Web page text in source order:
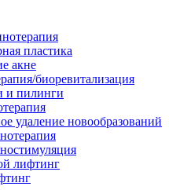
пластика
акне
биоревитализация
и пилинги
удаление новообразований
лифтинг